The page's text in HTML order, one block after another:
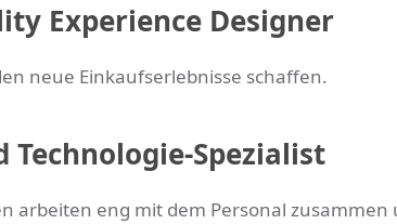
Experience Designer
neue Einkaufserlebnisse schaffen.
Technologie-Spezialist
arbeiten eng mit dem Personal zusammen